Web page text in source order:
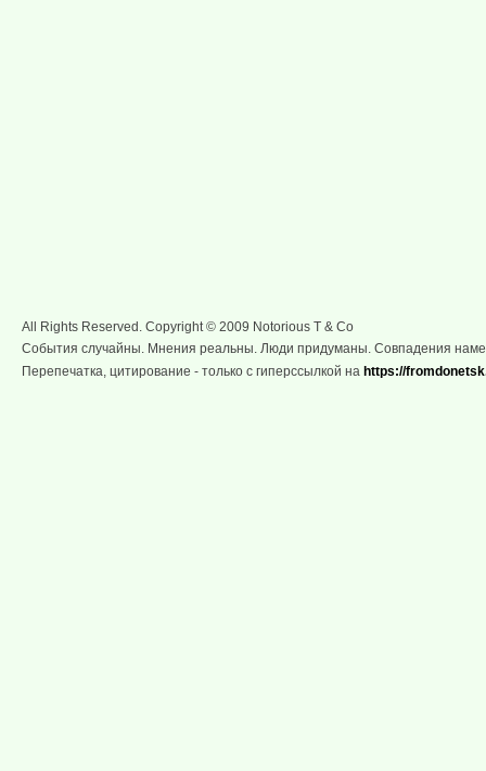
All Rights Reserved. Copyright © 2009 Notorious T & Co
События случайны. Мнения реальны. Люди придуманы. Совпадения
Перепечатка, цитирование - только с гиперссылкой на https://